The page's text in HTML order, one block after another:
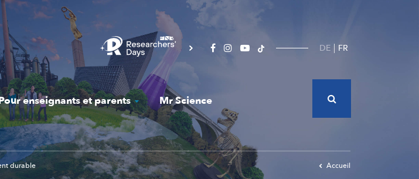
DE FR
enseignants et parents Mr Science
durable Accueil